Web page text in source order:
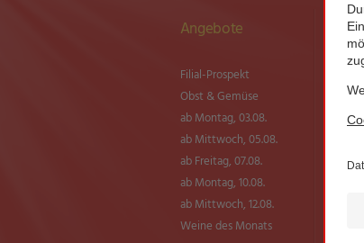
Angebote
Filial-Prospekt
Obst & Gemüse
ab Montag, 03.08.
ab Mittwoch, 05.08.
ab Freitag, 07.08.
ab Montag, 10.08.
ab Mittwoch, 12.08.
Weine des Monats